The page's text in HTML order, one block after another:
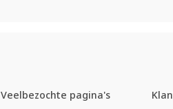
Veelbezochte pagina's